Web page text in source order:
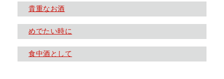
貴重なお酒
めでたい時に
食中酒として